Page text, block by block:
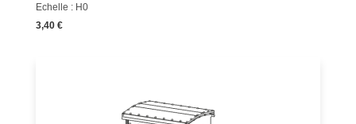
Echelle : H0
3,40 €